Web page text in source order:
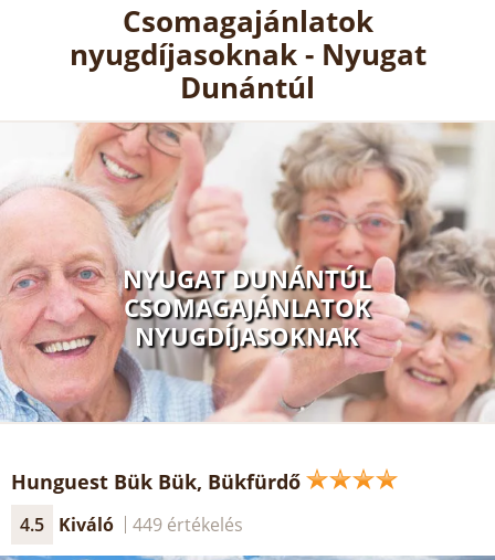
Csomagajánlatok
nyugdíjasoknak - Nyugat
Dunántúl
NYUGAT DUNÁNTÚL
CSOMAGAJÁNLATOK
NYUGDÍJASOKNAK
Hunguest Bük Bük, Bükfürdő
4.5 Kiváló 449 értékelés